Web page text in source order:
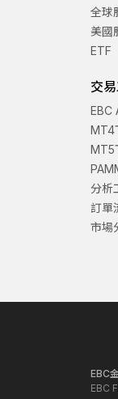
全球
美國
ETF
交
EBC
MT4
MT5
分析
訂單
市場
EBC
EBC